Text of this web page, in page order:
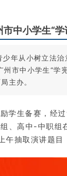
市中小学生“
年从小树立法
市中小学生“学
主办。
学生备赛，经
、高中-中职组
午抽取演讲题